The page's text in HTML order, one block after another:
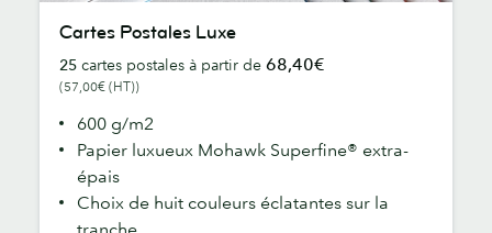
Postales
Luxe
Cartes Postales Luxe
25 cartes postales à partir de 68,40€
(57,00€ (HT))
600 g/m2
Papier luxueux Mohawk Superfine® extra-
épais
Choix de huit couleurs éclatantes sur la
tranche